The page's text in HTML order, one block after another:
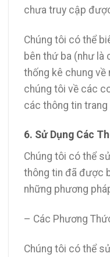
chưa truy cập
Chúng tôi có thể
bên thứ ba (như là
thống kê chung
chúng tôi về các
các thông tin
6. Sử Dụng Các
Chúng tôi có thể
thông tin đã được
những phương
– Các Phương
Chúng tôi có thể